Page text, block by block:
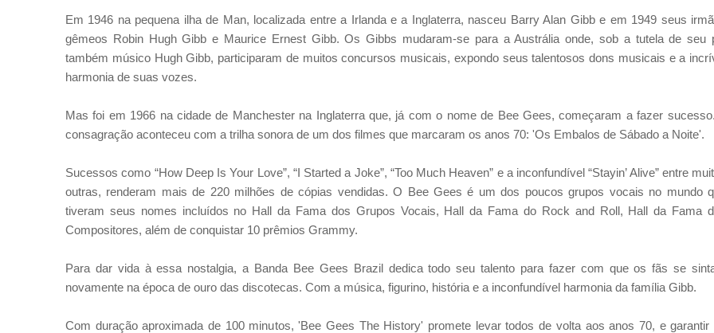
Em 1946 na pequena ilha de Man, localizada entre a Irlanda e a Inglaterra, nasceu Barry Alan Gibb e em 1949 seus
gêmeos Robin Hugh Gibb e Maurice Ernest Gibb. Os Gibbs mudaram-se para a Austrália onde, sob a tutela de seu
também músico Hugh Gibb, participaram de muitos concursos musicais, expondo seus talentosos dons musicais e a
harmonia de suas vozes.
Mas foi em 1966 na cidade de Manchester na Inglaterra que, já com o nome de Bee Gees, começaram a fazer
consagração aconteceu com a trilha sonora de um dos filmes que marcaram os anos 70: 'Os Embalos de Sábado a Noite'.
Sucessos como “How Deep Is Your Love”, “I Started a Joke”, “Too Much Heaven” e a inconfundível “Stayin’ Alive” entre
outras, renderam mais de 220 milhões de cópias vendidas. O Bee Gees é um dos poucos grupos vocais no mundo
tiveram seus nomes incluídos no Hall da Fama dos Grupos Vocais, Hall da Fama do Rock and Roll, Hall da Fama
Compositores, além de conquistar 10 prêmios Grammy.
Para dar vida à essa nostalgia, a Banda Bee Gees Brazil dedica todo seu talento para fazer com que os fãs se
novamente na época de ouro das discotecas. Com a música, figurino, história e a inconfundível harmonia da família Gibb.
Com duração aproximada de 100 minutos, 'Bee Gees The History' promete levar todos de volta aos anos 70, e garantir